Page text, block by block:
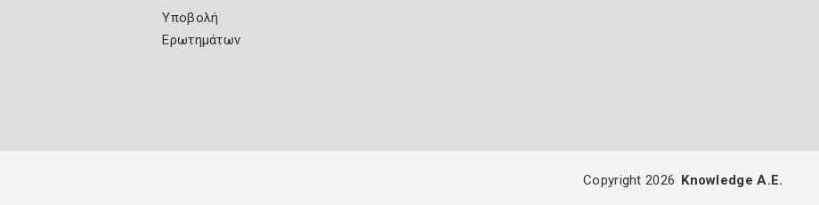
Υποβολή
Ερωτημάτων
Copyright 2026 Knowledge A.E.